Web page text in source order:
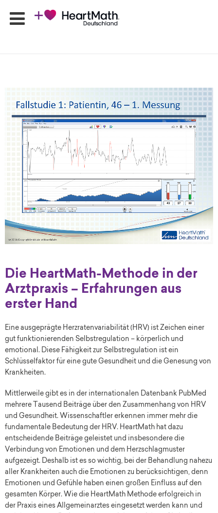
Programme
Produkte
HeartMath
Apps
Ansprechpartner
Shop
Newsletter
Die HeartMath-Methode in der
Arztpraxis – Erfahrungen aus
erster Hand
Eine ausgeprägte Herzratenvariabilität (HRV) ist Zeichen einer
gut funktionierenden Selbstregulation – körperlich und
emotional. Diese Fähigkeit zur Selbstregulation ist ein
Schlüsselfaktor für eine gute Gesundheit und die Genesung von
Krankheiten.
Mittlerweile gibt es in der internationalen Datenbank PubMed
mehrere Tausend Beiträge über den Zusammenhang von HRV
und Gesundheit. Wissenschaftler erkennen immer mehr die
fundamentale Bedeutung der HRV. HeartMath hat dazu
entscheidende Beiträge geleistet und insbesondere die
Verbindung von Emotionen und dem Herzschlagmuster
aufgezeigt. Deshalb ist es so wichtig, bei der Behandlung nahezu
aller Krankheiten auch die Emotionen zu berücksichtigen, denn
Emotionen und Gefühle haben einen großen Einfluss auf den
gesamten Körper. Wie die HeartMath Methode erfolgreich in
der Praxis eines Allgemeinarztes eingesetzt werden kann und